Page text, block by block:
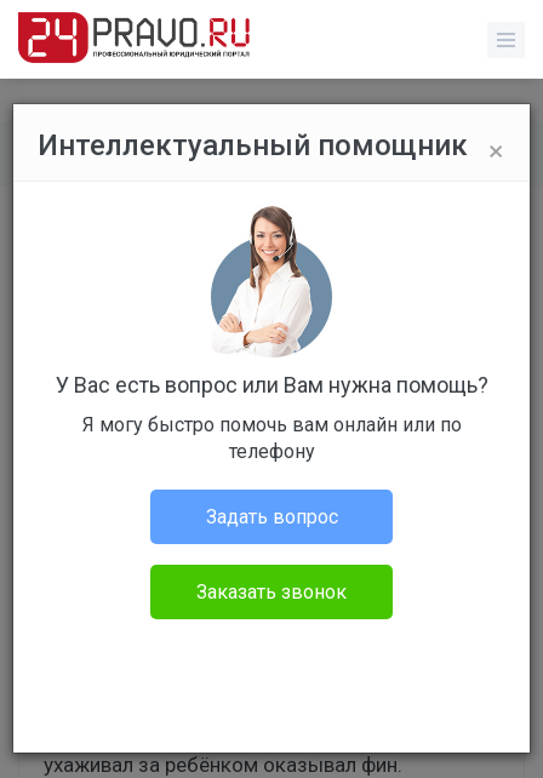
Все вопросы / Гражданское право
Как установить отцовство
Вопрос уже решен
Такая ситуация. Родился ребёнок в марте 2016.
ухаживал за ребёнком оказывал фин.
×
Интеллектуальный помощник
У Вас есть вопрос или Вам нужна помощь?
Я могу быстро помочь вам онлайн или по
телефону
Задать вопрос
Заказать звонок